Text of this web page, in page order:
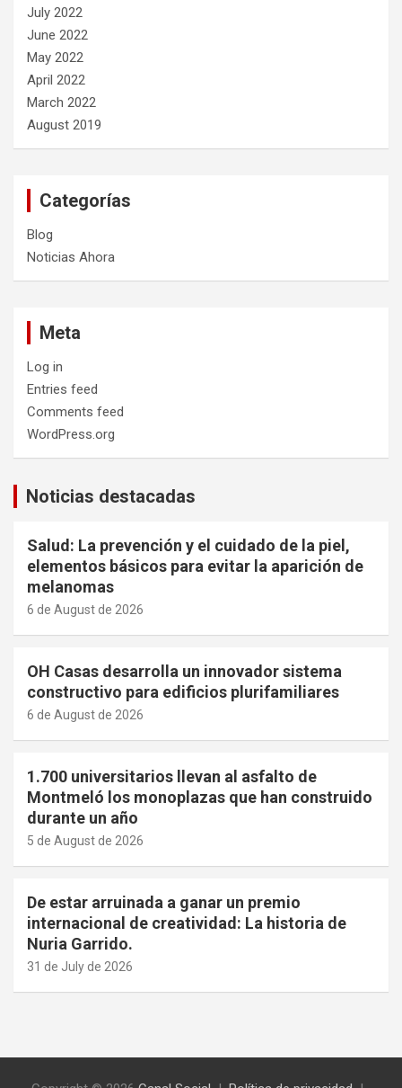
July 2022
June 2022
May 2022
April 2022
March 2022
August 2019
Categorías
Blog
Noticias Ahora
Meta
Log in
Entries feed
Comments feed
WordPress.org
Noticias destacadas
Salud: La prevención y el cuidado de la piel,
elementos básicos para evitar la aparición de
melanomas
6 de August de 2026
OH Casas desarrolla un innovador sistema
constructivo para edificios plurifamiliares
6 de August de 2026
1.700 universitarios llevan al asfalto de
Montmeló los monoplazas que han construido
durante un año
5 de August de 2026
De estar arruinada a ganar un premio
internacional de creatividad: La historia de
Nuria Garrido.
31 de July de 2026